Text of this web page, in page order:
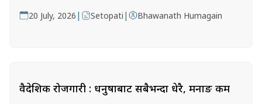
20 July, 2026 | Setopati | Bhawanath Humagain
वैदेशिक रोजगारी : धनुषाबाट सबैभन्दा धेरै, मनाङ कम